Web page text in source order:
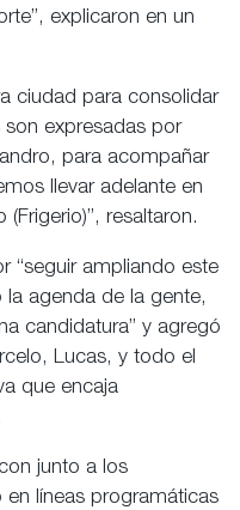
explicaron en un
ciudad para consolidar
son expresadas por
para acompañar
llevar adelante en
resaltaron.
“seguir ampliando este
agenda de la gente,
candidatura” y agregó
Lucas, y todo el
que encaja
junto a los
en líneas programáticas